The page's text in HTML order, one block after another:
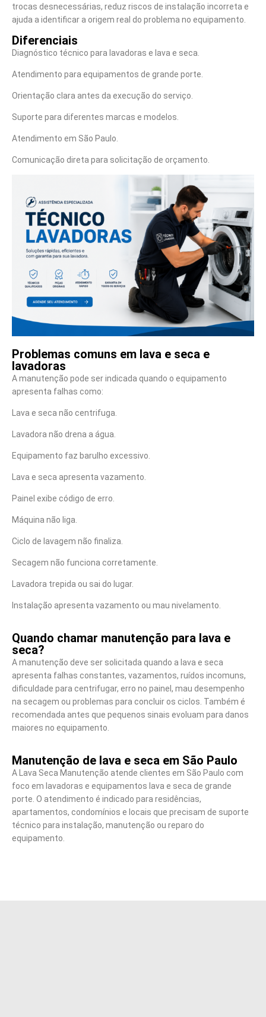
trocas desnecessárias, reduz riscos de instalação incorreta e
ajuda a identificar a origem real do problema no equipamento.
Diferenciais
Diagnóstico técnico para lavadoras e lava e seca.
Atendimento para equipamentos de grande porte.
Orientação clara antes da execução do serviço.
Suporte para diferentes marcas e modelos.
Atendimento em São Paulo.
Comunicação direta para solicitação de orçamento.
Problemas comuns em lava e seca e
lavadoras
A manutenção pode ser indicada quando o equipamento
apresenta falhas como:
Lava e seca não centrifuga.
Lavadora não drena a água.
Equipamento faz barulho excessivo.
Lava e seca apresenta vazamento.
Painel exibe código de erro.
Máquina não liga.
Ciclo de lavagem não finaliza.
Secagem não funciona corretamente.
Lavadora trepida ou sai do lugar.
Instalação apresenta vazamento ou mau nivelamento.
Quando chamar manutenção para lava e
seca?
A manutenção deve ser solicitada quando a lava e seca
apresenta falhas constantes, vazamentos, ruídos incomuns,
dificuldade para centrifugar, erro no painel, mau desempenho
na secagem ou problemas para concluir os ciclos. Também é
recomendada antes que pequenos sinais evoluam para danos
maiores no equipamento.
Manutenção de lava e seca em São Paulo
A Lava Seca Manutenção atende clientes em São Paulo com
foco em lavadoras e equipamentos lava e seca de grande
porte. O atendimento é indicado para residências,
apartamentos, condomínios e locais que precisam de suporte
técnico para instalação, manutenção ou reparo do
equipamento.